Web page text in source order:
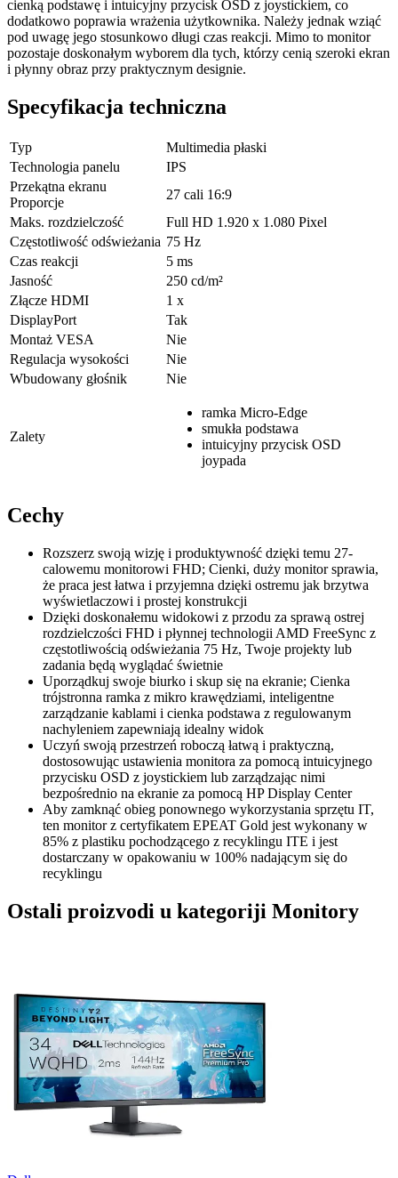
cienką podstawę i intuicyjny przycisk OSD z joystickiem, co
dodatkowo poprawia wrażenia użytkownika. Należy jednak wziąć
pod uwagę jego stosunkowo długi czas reakcji. Mimo to monitor
pozostaje doskonałym wyborem dla tych, którzy cenią szeroki ekran
i płynny obraz przy praktycznym designie.
Specyfikacja techniczna
Typ
Multimedia płaski
Technologia panelu
IPS
Przekątna ekranu
Proporcje
27 cali 16:9
Maks. rozdzielczość
Full HD 1.920 x 1.080 Pixel
Częstotliwość odświeżania 75 Hz
Czas reakcji
5 ms
Jasność
250 cd/m²
Złącze HDMI
1 x
DisplayPort
Tak
Montaż VESA
Nie
Regulacja wysokości
Nie
Wbudowany głośnik
Nie
Zalety
ramka Micro-Edge
smukła podstawa
intuicyjny przycisk OSD
joypada
Cechy
Rozszerz swoją wizję i produktywność dzięki temu 27-
calowemu monitorowi FHD; Cienki, duży monitor sprawia,
że praca jest łatwa i przyjemna dzięki ostremu jak brzytwa
wyświetlaczowi i prostej konstrukcji
Dzięki doskonałemu widokowi z przodu za sprawą ostrej
rozdzielczości FHD i płynnej technologii AMD FreeSync z
częstotliwością odświeżania 75 Hz, Twoje projekty lub
zadania będą wyglądać świetnie
Uporządkuj swoje biurko i skup się na ekranie; Cienka
trójstronna ramka z mikro krawędziami, inteligentne
zarządzanie kablami i cienka podstawa z regulowanym
nachyleniem zapewniają idealny widok
Uczyń swoją przestrzeń roboczą łatwą i praktyczną,
dostosowując ustawienia monitora za pomocą intuicyjnego
przycisku OSD z joystickiem lub zarządzając nimi
bezpośrednio na ekranie za pomocą HP Display Center
Aby zamknąć obieg ponownego wykorzystania sprzętu IT,
ten monitor z certyfikatem EPEAT Gold jest wykonany w
85% z plastiku pochodzącego z recyklingu ITE i jest
dostarczany w opakowaniu w 100% nadającym się do
recyklingu
Ostali proizvodi u kategoriji Monitory